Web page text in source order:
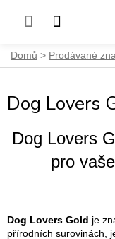
PřejítDomů Prodávané
Dog Lovers
Dog Lovers
pro
Dog Lovers Gold je
přírodních surovinách,